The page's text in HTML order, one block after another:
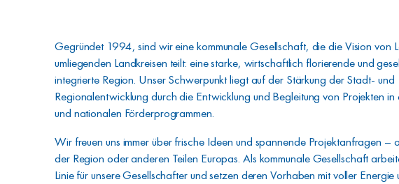
Gegründet 1994, sind wir eine kommunale Gesellschaft, die die Vision von
umliegenden Landkreisen teilt: eine starke, wirtschaftlich florierende und
integrierte Region. Unser Schwerpunkt liegt auf der Stärkung der Stadt- und
Regionalentwicklung durch die Entwicklung und Begleitung von Projekten in
und nationalen Förderprogrammen.
Wir freuen uns immer über frische Ideen und spannende Projektanfragen –
der Region oder anderen Teilen Europas. Als kommunale Gesellschaft
Linie für unsere Gesellschafter und setzen deren Vorhaben mit voller Energie